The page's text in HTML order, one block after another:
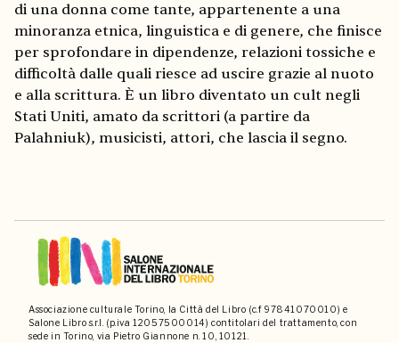
di una donna come tante, appartenente a una
minoranza etnica, linguistica e di genere, che finisce
per sprofondare in dipendenze, relazioni tossiche e
difficoltà dalle quali riesce ad uscire grazie al nuoto
e alla scrittura. È un libro diventato un cult negli
Stati Uniti, amato da scrittori (a partire da
Palahniuk), musicisti, attori, che lascia il segno.
Associazione culturale Torino, la Città del Libro (c.f 97841070010) e
Salone Libro s.r.l. (p.iva 12057500014) contitolari del trattamento, con
sede in Torino, via Pietro Giannone n. 10, 10121.